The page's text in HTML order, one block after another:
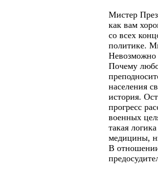
Мистер
как вам
со всех
политике.
Невозможно
Почему
населения
история.
прогресс
военных
такая
медицины,
В